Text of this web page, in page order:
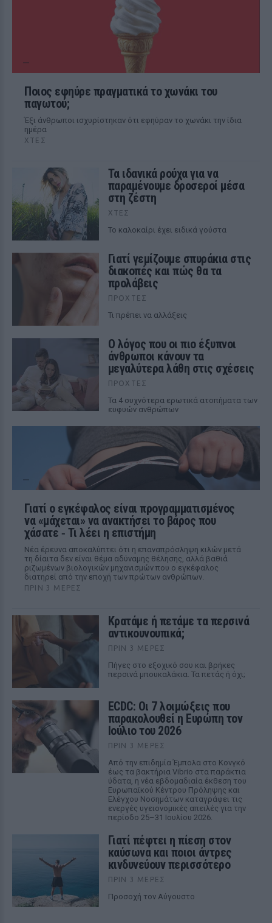
Ποιος εφηύρε πραγματικά το χωνάκι του
παγωτού;
Έξι άνθρωποι ισχυρίστηκαν ότι εφηύραν το χωνάκι την ίδια
ημέρα
ΧΤΕΣ
Τα ιδανικά ρούχα για να
παραμένουμε δροσεροί μέσα
στη ζέστη
ΧΤΕΣ
To καλοκαίρι έχει ειδικά γούστα
Γιατί γεμίζουμε σπυράκια στις
διακοπές και πώς θα τα
προλάβεις
ΠΡΟΧΤΈΣ
Τι πρέπει να αλλάξεις
Ο λόγος που οι πιο έξυπνοι
άνθρωποι κάνουν τα
μεγαλύτερα λάθη στις σχέσεις
ΠΡΟΧΤΈΣ
Τα 4 συχνότερα ερωτικά ατοπήματα των
ευφυών ανθρώπων
Γιατί ο εγκέφαλος είναι προγραμματισμένος
να «μάχεται» να ανακτήσει το βάρος που
χάσατε ‑ Τι λέει η επιστήμη
Νέα έρευνα αποκαλύπτει ότι η επαναπρόσληψη κιλών μετά
τη δίαιτα δεν είναι θέμα αδύναμης θέλησης, αλλά βαθιά
ριζωμένων βιολογικών μηχανισμών που ο εγκέφαλος
διατηρεί από την εποχή των πρώτων ανθρώπων.
ΠΡΙΝ 3 ΜΈΡΕΣ
Κρατάμε ή πετάμε τα περσινά
αντικουνουπικά;
ΠΡΙΝ 3 ΜΈΡΕΣ
Πήγες στο εξοχικό σου και βρήκες
περσινά μπουκαλάκια. Τα πετάς ή όχι;
ECDC: Οι 7 λοιμώξεις που
παρακολουθεί η Ευρώπη τον
Ιούλιο του 2026
ΠΡΙΝ 3 ΜΈΡΕΣ
Από την επιδημία Έμπολα στο Κονγκό
έως τα βακτήρια Vibrio στα παράκτια
ύδατα, η νέα εβδομαδιαία έκθεση του
Ευρωπαϊκού Κέντρου Πρόληψης και
Ελέγχου Νοσημάτων καταγράφει τις
ενεργές υγειονομικές απειλές για την
περίοδο 25–31 Ιουλίου 2026.
Γιατί πέφτει η πίεση στον
καύσωνα και ποιοι άντρες
κινδυνεύουν περισσότερο
ΠΡΙΝ 3 ΜΈΡΕΣ
Προσοχή τον Αύγουστο